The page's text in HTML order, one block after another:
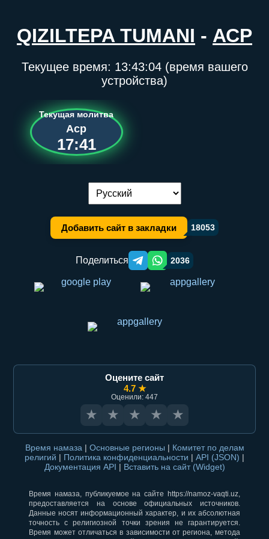
QIZILTEPA TUMANI - АСР
Текущее время: 13:43:05(время вашего
устройства)
Текущая молитва
Аср
17:41
Переключение языка:
Добавить сайт в закладки 18053
Поделиться Telegram orqali ulashish
WhatsApp orqali ulashish
2036
Оцените сайт
4.7 ★
Оценили: 447
★ ★ ★ ★ ★
Время намаза | Основные регионы | Комитет по делам
религий | Политика конфиденциальности | API (JSON) |
Документация API | Вставить на сайт (Widget)
Время намаза, публикуемое на сайте https://namoz-vaqti.uz,
предоставляется на основе официальных источников.
Данные носят информационный характер, и их абсолютная
точность с религиозной точки зрения не гарантируется.
Время может отличаться в зависимости от региона, метода